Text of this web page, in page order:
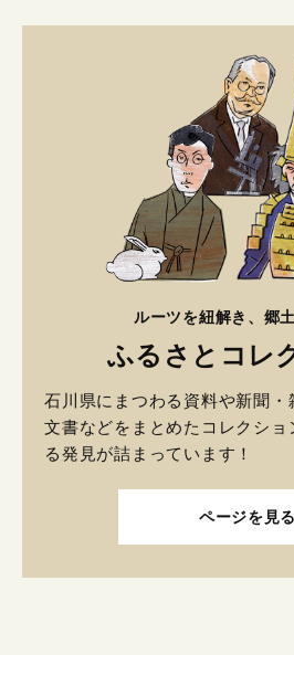
ルーツを紐解き、郷
ふるさとコレ
石川県にまつわる資料や新聞・
文書などをまとめたコレクショ
る発見が詰まっています！
ページを見る